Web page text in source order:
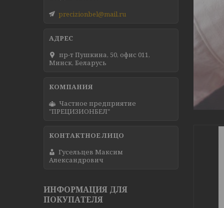
precizionbel@mail.ru
пр-т Пушкина, 50, офис 011,
Минск, Беларусь
Частное предприятие
"ПРЕЦИЗИОНБЕЛ"
Гусельцев Максим
Александрович
ИНФОРМАЦИЯ ДЛЯ
ПОКУПАТЕЛЯ